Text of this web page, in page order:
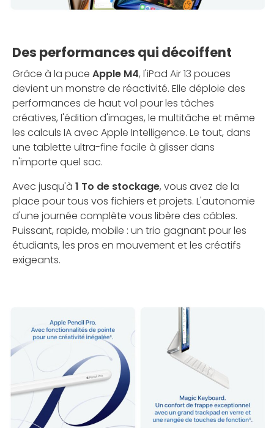
Des performances qui décoiffent
Grâce à la puce Apple M4, l'iPad Air 13 pouces
devient un monstre de réactivité. Elle déploie des
performances de haut vol pour les tâches
créatives, l'édition d'images, le multitâche et même
les calculs IA avec Apple Intelligence. Le tout, dans
une tablette ultra-fine facile à glisser dans
n'importe quel sac.
Avec jusqu'à 1 To de stockage, vous avez de la
place pour tous vos fichiers et projets. L'autonomie
d'une journée complète vous libère des câbles.
Puissant, rapide, mobile : un trio gagnant pour les
étudiants, les pros en mouvement et les créatifs
exigeants.